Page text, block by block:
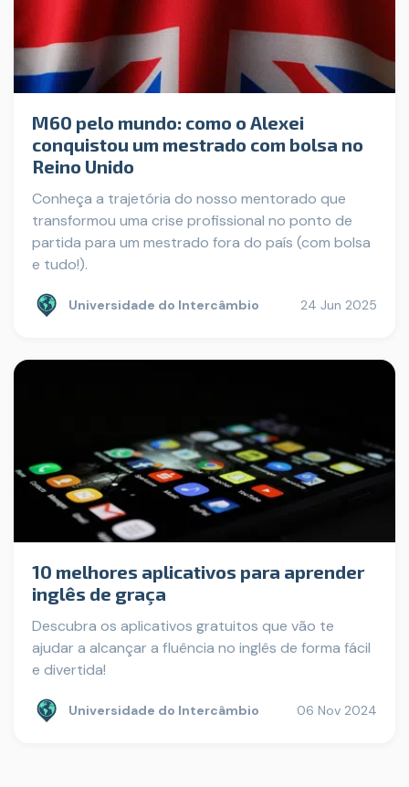
M60 pelo mundo: como o Alexei
conquistou um mestrado com bolsa no
Reino Unido
Conheça a trajetória do nosso mentorado que
transformou uma crise profissional no ponto de
partida para um mestrado fora do país (com bolsa
e tudo!).
Universidade do Intercâmbio 24 Jun 2025
10 melhores aplicativos para aprender
inglês de graça
Descubra os aplicativos gratuitos que vão te
ajudar a alcançar a fluência no inglês de forma fácil
e divertida!
Universidade do Intercâmbio 06 Nov 2024